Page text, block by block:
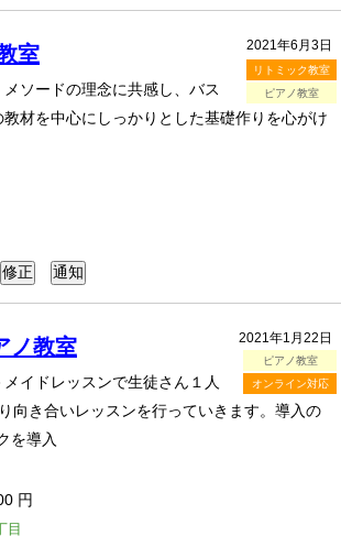
2021年6月3日
リトミック教室
ピアノ教室
室
ソードの理念に共感し、バス
教材を中心にしっかりとした基礎作りを心がけ
2021年1月22日
ピアノ教室
オンライン対応
ノ教室
イドレッスンで生徒さん１人
向き合いレッスンを行っていきます。導入の
を導入
円
目